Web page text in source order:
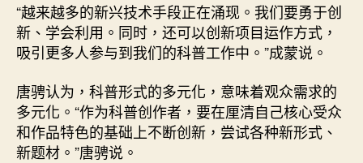
“越来越多的新兴技术手段正在涌现。我们要勇于创
新、学会利用。同时，还可以创新项目运作方式，
吸引更多人参与到我们的科普工作中。”成蒙说。
唐骋认为，科普形式的多元化，意味着观众需求的
多元化。“作为科普创作者，要在厘清自己核心受众
和作品特色的基础上不断创新，尝试各种新形式、
新题材。”唐骋说。